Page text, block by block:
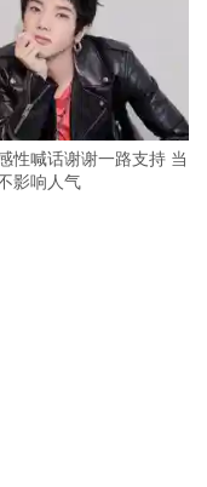
性喊话谢谢一路支持 当
影响人气